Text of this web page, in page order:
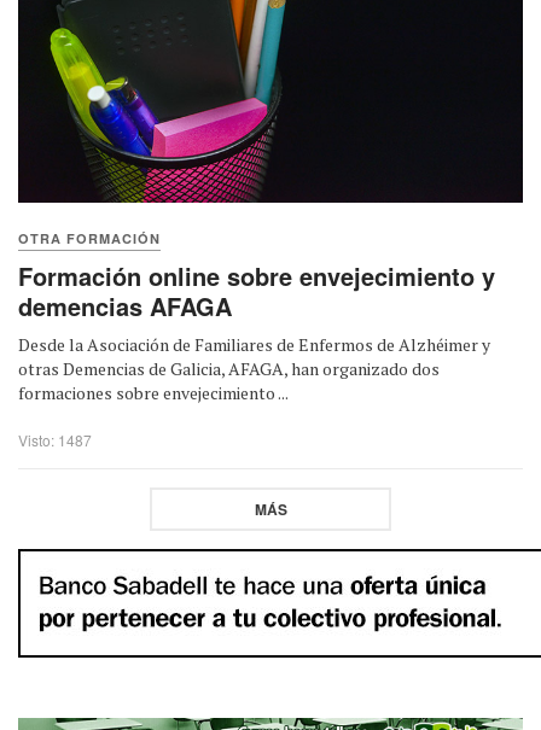
OTRA FORMACIÓN
Formación online sobre envejecimiento y
demencias AFAGA
Desde la Asociación de Familiares de Enfermos de Alzhéimer y
otras Demencias de Galicia, AFAGA, han organizado dos
formaciones sobre envejecimiento ...
Visto: 1487
MÁS